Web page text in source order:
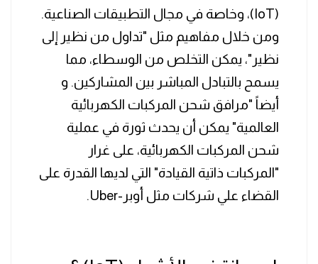
(IoT)، وخاصة في مجال التطبيقات الصناعية.
ومن خلال مفاهيم مثل "تداول من نظير إلى
نظير"، يمكن التخلص من الوسطاء، مما
يسمح بالتبادل المباشر بين المشاركين. و
أيضاً "مرافق شحن المركبات الكهربائية
العالمية" يمكن أن يحدث ثورة في عملية
شحن المركبات الكهربائية، على غرار
"المركبات ذاتية القيادة" التي لديها القدرة على
القضاء علي شركات مثل أوبر-Uber.